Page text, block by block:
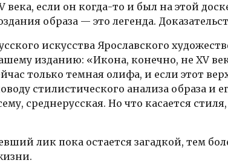
если он когда-то и был на этой
образа — это легенда.
искусства Ярославского
изданию: «Икона, конечно, не XV
только темная олифа, и если этот
стилистического анализа образа
среднерусская. Но что касается
лик пока остается загадкой, тем